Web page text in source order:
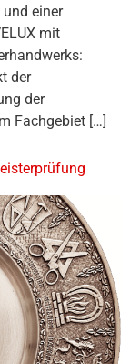
und einer
mit
der
der
Fachgebiet […]